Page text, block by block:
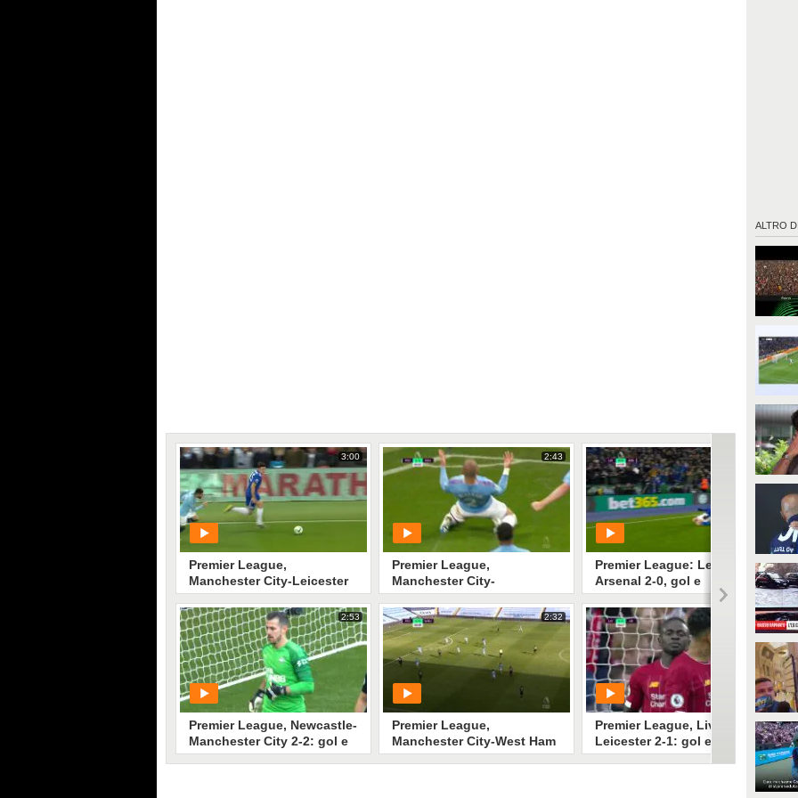
ALTRO DI
3:00
Premier League,
Manchester City-Leicester
1-0: gol e highlights
PLAY
4651• di Sky Video
2:53
Premier League, Newcastle-
Manchester City 2-2: gol e
highlights
2:43
Premier League,
Manchester City-
Southampton 2-1: gol e
highlights
PLAY
55
2:32
Premier League,
Manchester City-West Ham
2-1: gol e highlights
2:37
Premier League: Leicester-
Arsenal 2-0, gol e
highlights
PLAY
237• diSky Video
2:48
Premier League, Liverpool-
Leicester 2-1: gol e
highlights